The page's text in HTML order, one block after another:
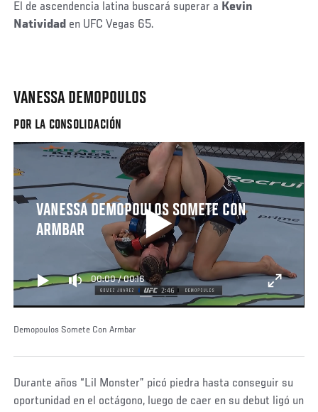
El de ascendencia latina buscará superar a Kevin
Natividad en UFC Vegas 65.
VANESSA DEMOPOULOS
POR LA CONSOLIDACIÓN
VANESSA DEMOPOULOS SOMETE CON
ARMBAR
00:00/00:16
Demopoulos Somete Con Armbar
Durante años “Lil Monster” picó piedra hasta conseguir su
oportunidad en el octágono, luego de caer en su debut ligó un